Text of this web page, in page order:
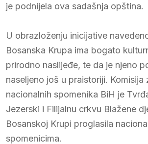
je podnijela ova sadašnja opština.
U obrazloženju inicijative
Bosanska Krupa ima bogato
prirodno naslijeđe, te da je njeno
naseljeno još u praistoriji. Komisija
nacionalnih spomenika BiH je
Jezerski i Filijalnu crkvu Blažene
Bosanskoj Krupi proglasila
spomenicima.